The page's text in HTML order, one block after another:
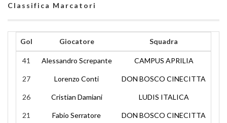
Classifica Marcatori
Gol Giocatore Squadra
41 Alessandro Screpante CAMPUS APRILIA
27 Lorenzo Conti DON BOSCO CINECITTA
26 Cristian Damiani LUDIS ITALICA
21 Fabio Serratore DON BOSCO CINECITTA